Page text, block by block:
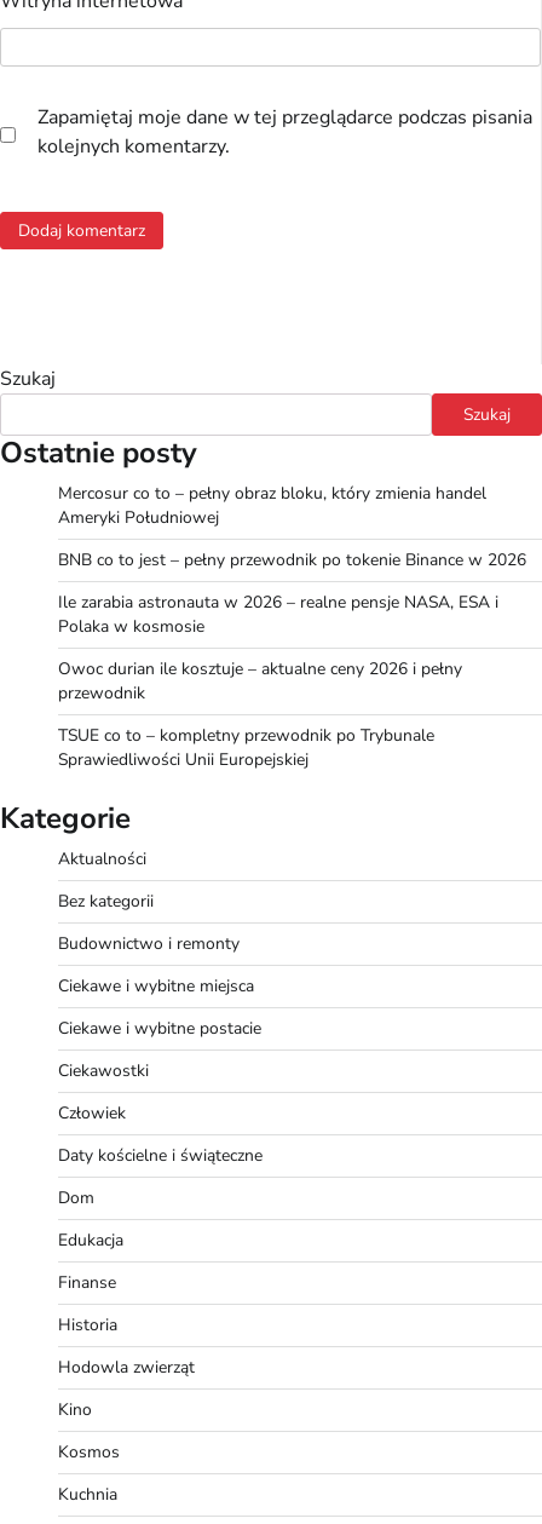
Zapamiętaj moje dane w tej przeglądarce podczas pisania
kolejnych komentarzy.
Szukaj
Szukaj
Ostatnie posty
Mercosur co to – pełny obraz bloku, który zmienia handel
Ameryki Południowej
BNB co to jest – pełny przewodnik po tokenie Binance w 2026
Ile zarabia astronauta w 2026 – realne pensje NASA, ESA i
Polaka w kosmosie
Owoc durian ile kosztuje – aktualne ceny 2026 i pełny
przewodnik
TSUE co to – kompletny przewodnik po Trybunale
Sprawiedliwości Unii Europejskiej
Kategorie
Aktualności
Bez kategorii
Budownictwo i remonty
Ciekawe i wybitne miejsca
Ciekawe i wybitne postacie
Ciekawostki
Człowiek
Daty kościelne i świąteczne
Dom
Edukacja
Finanse
Historia
Hodowla zwierząt
Kino
Kosmos
Kuchnia